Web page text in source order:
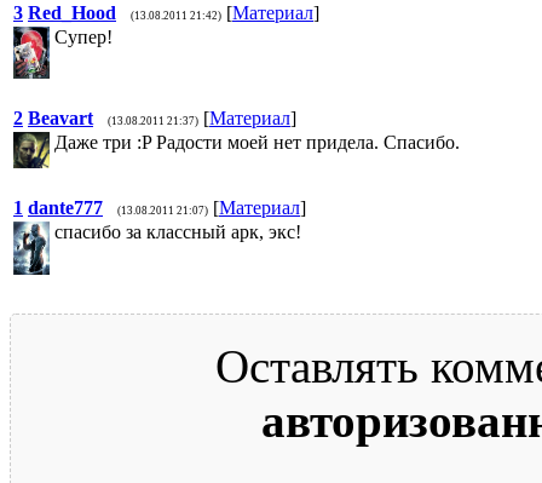
3 Red_Hood (13.08.2011 21:42) [Материал]
Супер!
2 Beavart (13.08.2011 21:37) [Материал]
Даже три :P Радости моей нет придела. Спасибо.
1 dante777 (13.08.2011 21:07) [Материал]
спасибо за классный арк, экс!
Оставлять